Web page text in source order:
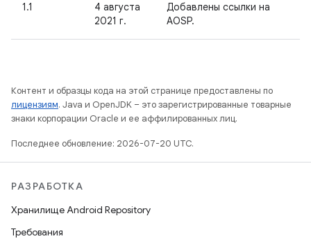
1.1
4 августа
2021 г.
Добавлены ссылки на
AOSP.
Контент и образцы кода на этой странице предоставлены по
лицензиям. Java и OpenJDK – это зарегистрированные товарные
знаки корпорации Oracle и ее аффилированных лиц.
Последнее обновление: 2026-07-20 UTC.
РАЗРАБОТКА
Хранилище Android Repository
Требования